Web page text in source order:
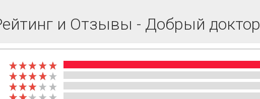
и Отзывы - Добрый доктор